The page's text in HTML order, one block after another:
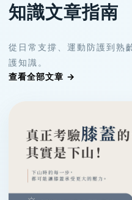
知識文章指南
從日常支撐、運動防護到熟
護知識。
查看全部文章 →